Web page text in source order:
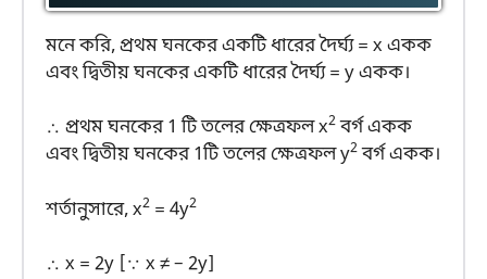
মনে করি, প্রথম ঘনকের একটি ধারের দৈর্ঘ্য = x একক
এবং দ্বিতীয় ঘনকের একটি ধারের দৈর্ঘ্য = y একক।
∴ প্রথম ঘনকের 1 টি তলের ক্ষেত্রফল x2বর্গ একক
এবং দ্বিতীয় ঘনকের 1টি তলের ক্ষেত্রফল y2বর্গ একক।
শর্তানুসারে, x2 = 4y2
∴ x = 2y [∵ x ≠ – 2y]